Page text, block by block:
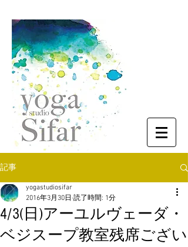
記事
4/3(日)アーユルヴェーダ・
ベジスープ教室残席ござい
yogastudiosifar
2016年3月30日 読了時間: 1分